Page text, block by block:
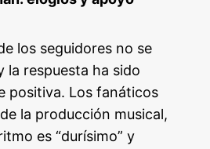
los seguidores no se
la respuesta ha sido
positiva. Los fanáticos
la producción musical,
es “durísimo” y